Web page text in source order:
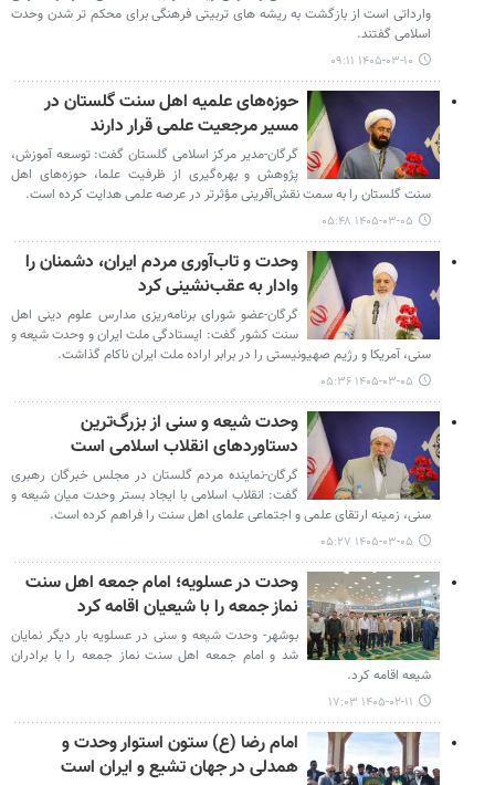
وارداتی است از بازگشت به ریشه های تربیتی فرهنگی برای محکم تر شدن وحدت
اسلامی گفتند.
۱۴۰۵-۰۳-۱۰ ۰۹:۱۱
حوزه‌های علمیه اهل سنت گلستان در
مسیر مرجعیت علمی قرار دارند
گرگان-مدیر مرکز اسلامی گلستان گفت: توسعه آموزش،
پژوهش و بهره‌گیری از ظرفیت علما، حوزه‌های اهل
سنت گلستان را به سمت نقش‌آفرینی مؤثرتر در عرصه علمی هدایت کرده است.
۱۴۰۵-۰۳-۰۵ ۰۵:۴۸
وحدت و تاب‌آوری مردم ایران، دشمنان را
وادار به عقب‌نشینی کرد
گرگان-عضو شورای برنامه‌ریزی مدارس علوم دینی اهل
سنت کشور گفت: ایستادگی ملت ایران و وحدت شیعه و
سنی، آمریکا و رژیم صهیونیستی را در برابر اراده ملت ایران ناکام گذاشت.
۱۴۰۵-۰۳-۰۵ ۰۵:۳۶
وحدت شیعه و سنی از بزرگ‌ترین
دستاوردهای انقلاب اسلامی است
گرگان-نماینده مردم گلستان در مجلس خبرگان رهبری
گفت: انقلاب اسلامی با ایجاد بستر وحدت میان شیعه و
سنی، زمینه ارتقای علمی و اجتماعی علمای اهل سنت را فراهم کرده است.
۱۴۰۵-۰۳-۰۵ ۰۵:۲۷
وحدت در عسلویه؛ امام جمعه اهل سنت
نماز جمعه را با شیعیان اقامه کرد
بوشهر- وحدت شیعه و سنی در عسلویه بار دیگر نمایان
شد و امام جمعه اهل سنت نماز جمعه را با برادران
شیعه اقامه کرد.
۱۴۰۵-۰۲-۱۱ ۱۷:۰۳
امام رضا (ع) ستون استوار وحدت و
همدلی در جهان تشیع و ایران است